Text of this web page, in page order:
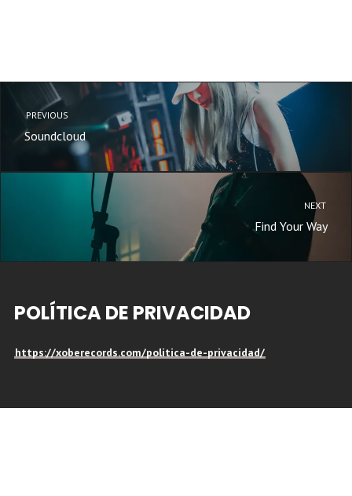
PREVIOUS
Soundcloud
NEXT
Find Your Way
POLÍTICA DE PRIVACIDAD
https://xoberecords.com/politica-de-privacidad/